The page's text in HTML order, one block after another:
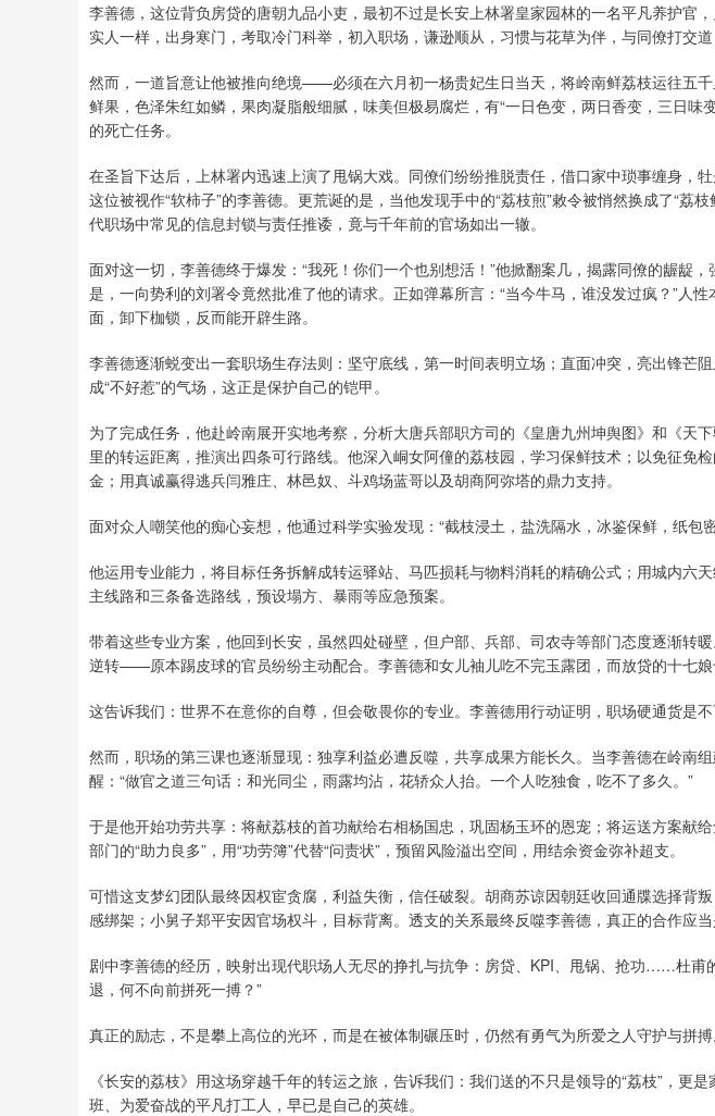
李善德，这位背负房贷的唐朝九品小吏，最初不过是长安上林署皇家园林的一名平凡养护官
实人一样，出身寒门，考取冷门科举，初入职场，谦逊顺从，习惯与花草为伴，与同僚打交道
然而，一道旨意让他被推向绝境——必须在六月初一杨贵妃生日当天，将岭南鲜荔枝运往五
鲜果，色泽朱红如鳞，果肉凝脂般细腻，味美但极易腐烂，有“一日色变，两日香变，三日味
的死亡任务。
在圣旨下达后，上林署内迅速上演了甩锅大戏。同僚们纷纷推脱责任，借口家中琐事缠身，
这位被视作“软柿子”的李善德。更荒诞的是，当他发现手中的“荔枝煎”敕令被悄然换成了“荔
代职场中常见的信息封锁与责任推诿，竟与千年前的官场如出一辙。
面对这一切，李善德终于爆发：“我死！你们一个也别想活！”他掀翻案几，揭露同僚的龌龊
是，一向势利的刘署令竟然批准了他的请求。正如弹幕所言：“当今牛马，谁没发过疯？”人
面，卸下枷锁，反而能开辟生路。
李善德逐渐蜕变出一套职场生存法则：坚守底线，第一时间表明立场；直面冲突，亮出锋芒
成“不好惹”的气场，这正是保护自己的铠甲。
为了完成任务，他赴岭南展开实地考察，分析大唐兵部职方司的《皇唐九州坤舆图》和《天
里的转运距离，推演出四条可行路线。他深入峒女阿僮的荔枝园，学习保鲜技术；以免征免
金；用真诚赢得逃兵闫雅庄、林邑奴、斗鸡场蓝哥以及胡商阿弥塔的鼎力支持。
面对众人嘲笑他的痴心妄想，他通过科学实验发现：“截枝浸土，盐洗隔水，冰鉴保鲜，纸包
他运用专业能力，将目标任务拆解成转运驿站、马匹损耗与物料消耗的精确公式；用城内六
主线路和三条备选路线，预设塌方、暴雨等应急预案。
带着这些专业方案，他回到长安，虽然四处碰壁，但户部、兵部、司农寺等部门态度逐渐转
逆转——原本踢皮球的官员纷纷主动配合。李善德和女儿袖儿吃不完玉露团，而放贷的十七娘
这告诉我们：世界不在意你的自尊，但会敬畏你的专业。李善德用行动证明，职场硬通货是不
然而，职场的第三课也逐渐显现：独享利益必遭反噬，共享成果方能长久。当李善德在岭南
醒：“做官之道三句话：和光同尘，雨露均沾，花轿众人抬。一个人吃独食，吃不了多久。”
于是他开始功劳共享：将献荔枝的首功献给右相杨国忠，巩固杨玉环的恩宠；将运送方案献
部门的“助力良多”，用“功劳簿”代替“问责状”，预留风险溢出空间，用结余资金弥补超支。
可惜这支梦幻团队最终因权宦贪腐，利益失衡，信任破裂。胡商苏谅因朝廷收回通牒选择背
感绑架；小舅子郑平安因官场权斗，目标背离。透支的关系最终反噬李善德，真正的合作应当
剧中李善德的经历，映射出现代职场人无尽的挣扎与抗争：房贷、KPI、甩锅、抢功……杜甫
退，何不向前拼死一搏？”
真正的励志，不是攀上高位的光环，而是在被体制碾压时，仍然有勇气为所爱之人守护与拼搏
《长安的荔枝》用这场穿越千年的转运之旅，告诉我们：我们送的不只是领导的“荔枝”，更
班、为爱奋战的平凡打工人，早已是自己的英雄。